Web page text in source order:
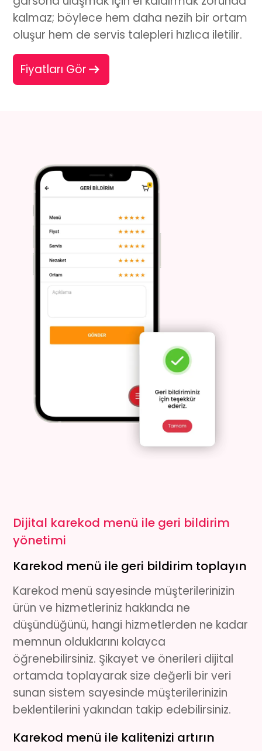
kalmaz; böylece hem daha nezih bir ortam
oluşur hem de servis talepleri hızlıca iletilir.
Fiyatları Gör
Dijital karekod menü ile geri bildirim
yönetimi
Karekod menü ile geri bildirim toplayın
Karekod menü sayesinde müşterilerinizin
ürün ve hizmetleriniz hakkında ne
düşündüğünü, hangi hizmetlerden ne kadar
memnun olduklarını kolayca
öğrenebilirsiniz. Şikayet ve önerileri dijital
ortamda toplayarak size değerli bir veri
sunan sistem sayesinde müşterilerinizin
beklentilerini yakından takip edebilirsiniz.
Karekod menü ile kalitenizi artırın